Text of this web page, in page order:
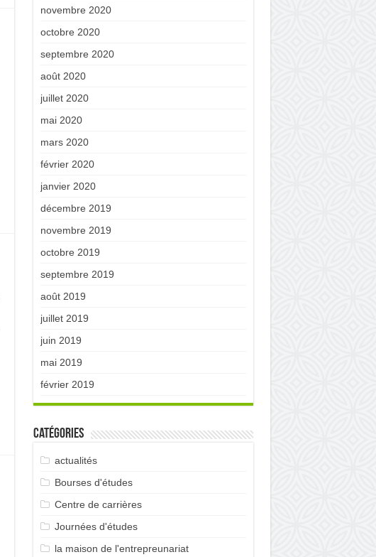
novembre 2020
octobre 2020
septembre 2020
août 2020
juillet 2020
mai 2020
mars 2020
février 2020
janvier 2020
décembre 2019
novembre 2019
octobre 2019
septembre 2019
août 2019
juillet 2019
juin 2019
mai 2019
février 2019
Catégories
actualités
Bourses d'études
Centre de carrières
Journées d'études
la maison de l'entrepreunariat